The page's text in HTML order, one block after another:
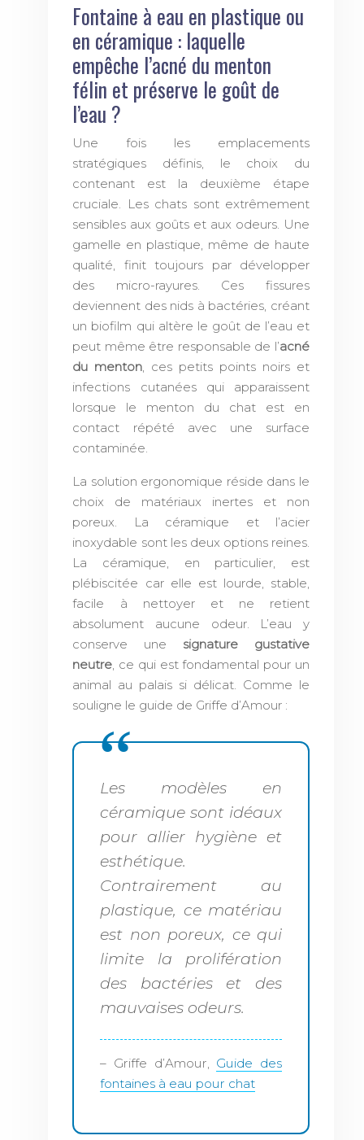
Fontaine à eau en plastique ou
en céramique : laquelle
empêche l’acné du menton
félin et préserve le goût de
l’eau ?
Une fois les emplacements
stratégiques définis, le choix du
contenant est la deuxième étape
cruciale. Les chats sont extrêmement
sensibles aux goûts et aux odeurs. Une
gamelle en plastique, même de haute
qualité, finit toujours par développer
des micro-rayures. Ces fissures
deviennent des nids à bactéries, créant
un biofilm qui altère le goût de l’eau et
peut même être responsable de l’acné
du menton, ces petits points noirs et
infections cutanées qui apparaissent
lorsque le menton du chat est en
contact répété avec une surface
contaminée.
La solution ergonomique réside dans le
choix de matériaux inertes et non
poreux. La céramique et l’acier
inoxydable sont les deux options reines.
La céramique, en particulier, est
plébiscitée car elle est lourde, stable,
facile à nettoyer et ne retient
absolument aucune odeur. L’eau y
conserve une signature gustative
neutre, ce qui est fondamental pour un
animal au palais si délicat. Comme le
souligne le guide de Griffe d’Amour :
Les modèles en
céramique sont idéaux
pour allier hygiène et
esthétique.
Contrairement au
plastique, ce matériau
est non poreux, ce qui
limite la prolifération
des bactéries et des
mauvaises odeurs.
– Griffe d’Amour, Guide des
fontaines à eau pour chat